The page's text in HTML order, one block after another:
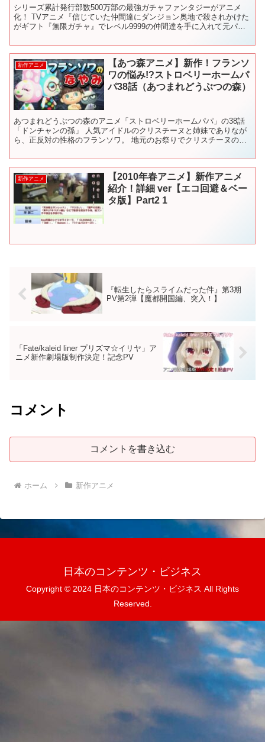
シリーズ累計発行部数500万部の最強ガチャファンタジーがアニメ
化！ TVアニメ『信じていた仲間達にダンジョン奥地で殺されかけた
がギフト『無限ガチャ』でレベル9999の仲間達を手に入れて元パー
新作アニメ
【あつ森アニメ】新作！フランソ
ワの悩み!?ストロベリーホームパ
パ38話（あつまれどうぶつの森）
あつまれどうぶつの森のアニメ「ストロベリーホームパパ」の38話
「ドンチャンの孫」 人気アイドルのクリスチーヌと姉妹でありなが
ら、正反対の性格のフランソワ。 地元のお祭りでクリスチーヌのス
新作アニメ
【2010年春アニメ】新作アニメ
紹介！詳細 ver【エコ回避＆ベー
タ版】Part2 1
『転生したらスライムだった件』第3期
PV第2弾【魔都開国編、突入！】
「Fate/kaleid liner プリズマ☆イリヤ」ア
ニメ新作劇場版制作決定！記念PV
コメント
コメントを書き込む
ホーム 新作アニメ
日本のコンテンツ・ビジネス
Copyright © 2024 日本のコンテンツ・ビジネス All Rights
Reserved.